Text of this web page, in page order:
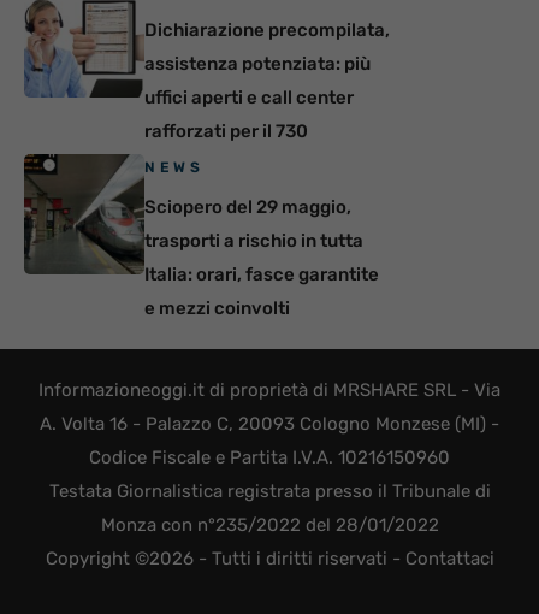
Dichiarazione precompilata,
assistenza potenziata: più
uffici aperti e call center
rafforzati per il 730
NEWS
Sciopero del 29 maggio,
trasporti a rischio in tutta
Italia: orari, fasce garantite
e mezzi coinvolti
Informazioneoggi.it di proprietà di MRSHARE SRL - Via
A. Volta 16 - Palazzo C, 20093 Cologno Monzese (MI) -
Codice Fiscale e Partita I.V.A. 10216150960
Testata Giornalistica registrata presso il Tribunale di
Monza con n°235/2022 del 28/01/2022
Copyright ©2026 - Tutti i diritti riservati - Contattaci